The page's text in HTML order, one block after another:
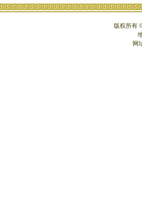
版权所有
网